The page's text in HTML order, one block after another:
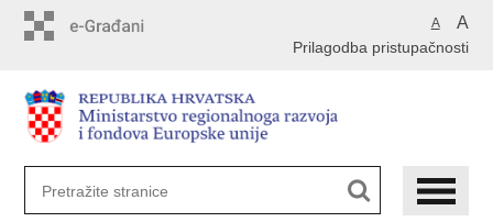
A A
Prilagodba pristupačnosti